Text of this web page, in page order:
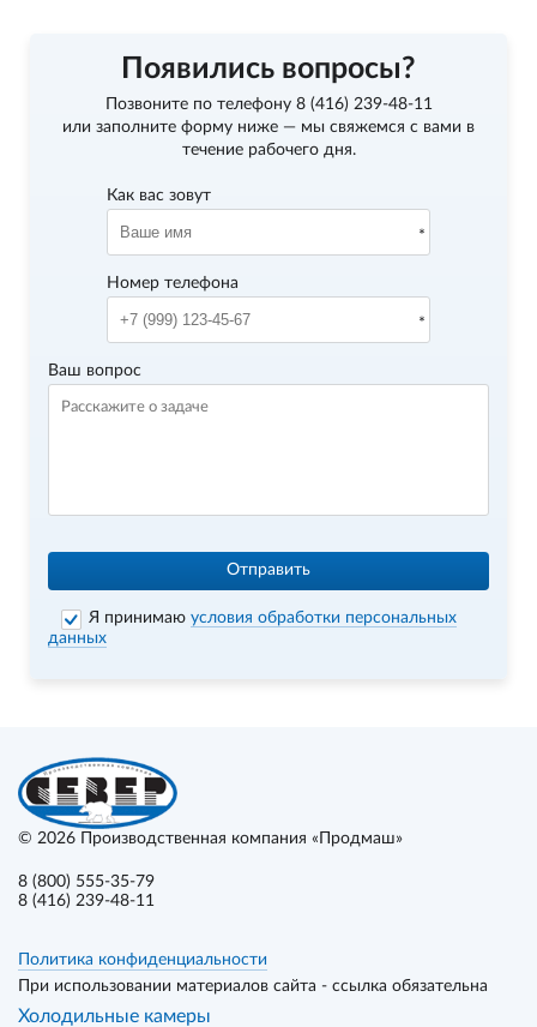
Появились вопросы?
Позвоните по телефону 8 (416) 239-48-11
или заполните форму ниже — мы свяжемся с вами в
течение рабочего дня.
Как вас зовут
Номер телефона
Ваш вопрос
Отправить
Я принимаюусловия обработки персональных
данных
© 2026 Производственная компания «Продмаш»
8 (800) 555-35-79
8 (416) 239-48-11
Политика конфиденциальности
При использовании материалов сайта - ссылка обязательна
Холодильные камеры